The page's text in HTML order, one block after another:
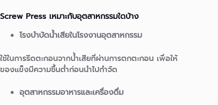
Screw Press เหมาะกับอุตสาหกรรมใดบ้าง
โรงบำบัดน้ำเสียในโรงงานอุตสาหกรรม
ใช้ในการรีดตะกอนจากน้ำเสียที่ผ่านการตกตะกอน เพื่อให้
ของแข็งมีความชื้นต่ำก่อนนำไปกำจัด
อุตสาหกรรมอาหารและเครื่องดื่ม